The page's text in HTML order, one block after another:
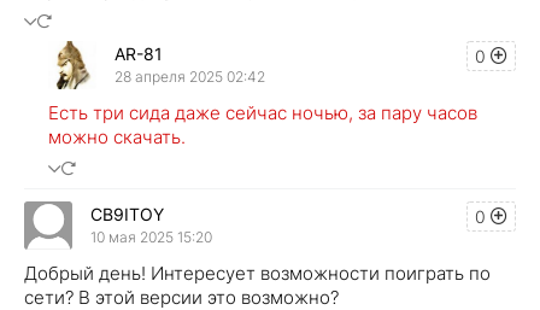
0
AR-81
28 апреля 2025 02:42
Есть три сида даже сейчас ночью, за пару часов
можно скачать.
0
CB9ITOY
10 мая 2025 15:20
Добрый день! Интересует возможности поиграть по
сети? В этой версии это возможно?